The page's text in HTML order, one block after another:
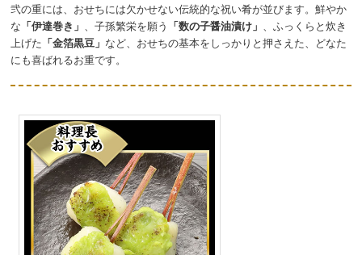
弐の重には、おせちには欠かせない伝統的な祝い肴が並びます。鮮やか
な 「伊達巻き」 、子孫繁栄を願う 「数の子醤油漬け」 、ふっくらと炊き
上げた 「金箔黒豆」 など、おせちの基本をしっかりと押さえた、どなた
にも喜ばれるお重です。